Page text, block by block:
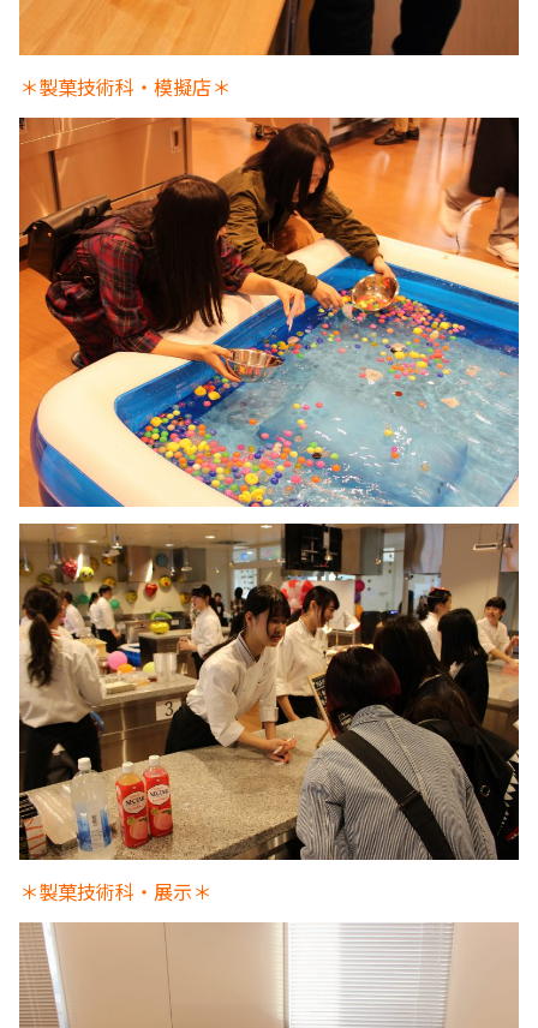
＊製菓技術科・模擬店＊
＊製菓技術科・展示＊